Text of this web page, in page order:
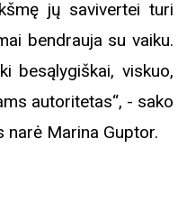
jų savivertei turi
bendrauja su vaiku.
besąlygiškai, viskuo,
autoritetas“, - sako
Marina Guptor.